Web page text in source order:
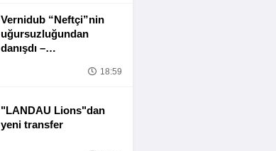
Vernidub “Neftçi”nin
uğursuzluğundan
danışdı –
TAMAMILƏ MƏNIM 18:59
"LANDAU Lions"dan
yeni transfer